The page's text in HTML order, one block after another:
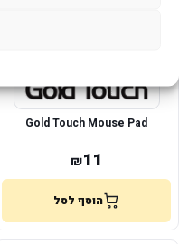
Gold Touch Mouse Pad
₪11
הוסף לסל